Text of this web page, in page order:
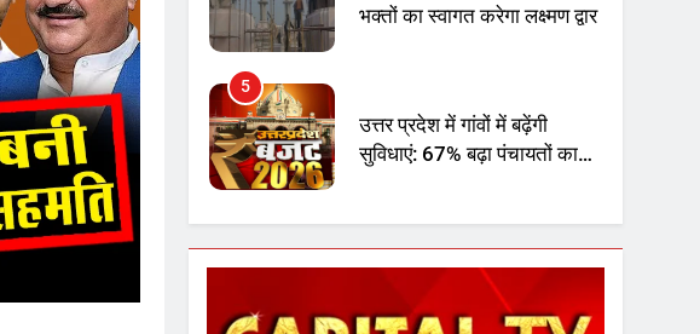
सुविधाएं: 67% बढ़ा पंचायतों का
6
गाजा युद्धविराम को लेकर बड़ी खबरें
7
चुनाव से पहले लालू परिवार पर बड़ा
झटका, दिल्ली कोर्ट ने IRCTC
घोटाले में आरोप तय किए